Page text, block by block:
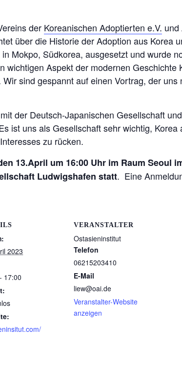
der Koreanischen Adoptierten e.V. und
über die Historie der Adoption aus Korea
Mokpo, Südkorea, ausgesetzt und wurde
wichtigen Aspekt der modernen Geschichte
sind gespannt auf einen Vortrag, der
der Deutsch-Japanischen Gesellschaft
ist uns als Gesellschaft sehr wichtig,
zu rücken.
13.April um 16:00 Uhr im Raum Seoul
Ludwigshafen statt. Eine
2023
17:00
VERANSTALTER
Ostasieninstitut
Telefon
06215203410
E-Mail
liew@oai.de
Veranstalter-Website
anzeigen